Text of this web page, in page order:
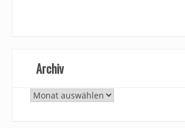
Archiv
Archiv